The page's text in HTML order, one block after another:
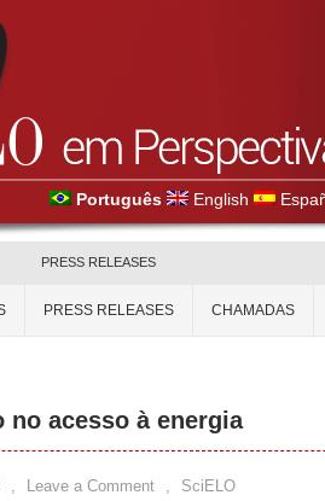
Português English
PRESS RELEASES
PRESS RELEASES CHAMADAS
no acesso à energia
, Leave a Comment , SciELO